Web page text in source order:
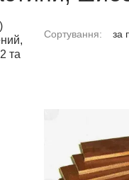
Сортування: за
та